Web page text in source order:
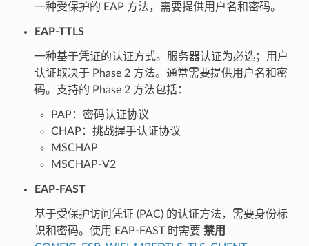
一种受保护的 EAP 方法，需要提供用户名和密码。
EAP-TTLS
一种基于凭证的认证方式。服务器认证为必选；用户
认证取决于 Phase 2 方法。通常需要提供用户名和密
码。支持的 Phase 2 方法包括：
PAP：密码认证协议
CHAP：挑战握手认证协议
MSCHAP
MSCHAP-V2
EAP-FAST
基于受保护访问凭证 (PAC) 的认证方法，需要身份标
识和密码。使用 EAP-FAST 时需要 禁用